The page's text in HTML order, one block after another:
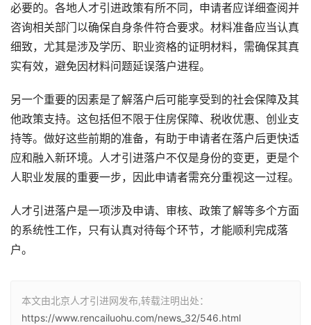
必要的。各地人才引进政策有所不同，申请者应详细查阅并
咨询相关部门以确保自身条件符合要求。材料准备应当认真
细致，尤其是涉及学历、职业资格的证明材料，需确保其真
实有效，避免因材料问题延误落户进程。
另一个重要的因素是了解落户后可能享受到的社会保障及其
他政策支持。这包括但不限于住房保障、税收优惠、创业支
持等。做好这些前期的准备，有助于申请者在落户后更快适
应和融入新环境。人才引进落户不仅是身份的变更，更是个
人职业发展的重要一步，因此申请者需充分重视这一过程。
人才引进落户是一项涉及申请、审核、政策了解等多个方面
的系统性工作，只有认真对待每个环节，才能顺利完成落
户。
本文由北京人才引进网发布,转载注明出处：
https://www.rencailuohu.com/news_32/546.html